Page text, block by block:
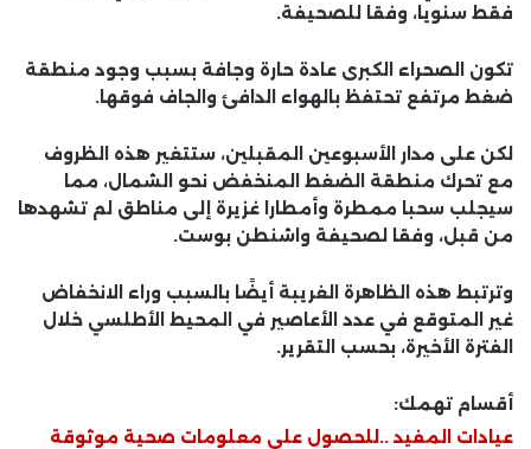
فقط سنويا، وفقا للصحيفة.
تكون الصحراء الكبرى عادة حارة وجافة بسبب وجود منطقة
ضغط مرتفع تحتفظ بالهواء الدافئ والجاف فوقها.
لكن على مدار الأسبوعين المقبلين، ستتغير هذه الظروف
مع تحرك منطقة الضغط المنخفض نحو الشمال، مما
سيجلب سحبا ممطرة وأمطارا غزيرة إلى مناطق لم تشهدها
من قبل، وفقا لصحيفة واشنطن بوست.
وترتبط هذه الظاهرة الغريبة أيضًا بالسبب وراء الانخفاض
غير المتوقع في عدد الأعاصير في المحيط الأطلسي خلال
الفترة الأخيرة، بحسب التقرير.
أقسام تهمك:
عيادات المفيد ..للحصول على معلومات صحية موثوقة